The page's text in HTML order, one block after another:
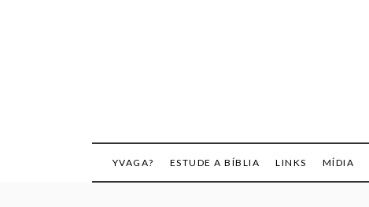
YVAGA? ESTUDE A BÍBLIA LINKS MÍDIA